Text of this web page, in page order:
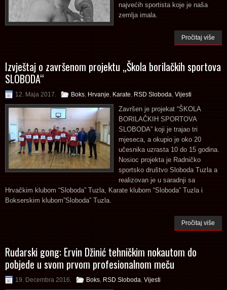
najvećih sportista koje je naša
zemlja imala.
Pročitaj više
Izvještaj o završenom projektu „Škola borilačkih sportova
SLOBODA“
12. Maja 2017. Boks Hrvanje Karate RSD Sloboda Vijesti
Završen je projekat “ŠKOLA
BORILAČKIH SPORTOVA
SLOBODA” koji je trajao tri
mjeseca, a okupio je oko 20
učesnika uzrasta 10 do 15 godina.
Nosioc projekta je Radničko
sportsko društvo Sloboda Tuzla a
realizovan je u saradnji sa
Hrvačkim klubom “Sloboda” Tuzla, Karate klubom “Sloboda” Tuzla i
Bokserskim klubom”Sloboda” Tuzla.
Pročitaj više
Rudarski gong: Ervin Džinić tehničkim nokautom do
pobjede u svom prvom profesionalnom meču
19. Decembra 2016. Boks RSD Sloboda Vijesti